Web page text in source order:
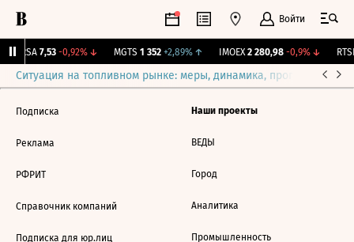
Войти
ARSA 7,53 -0,92%↓ MGTS 1 352 +2,89%↑ IMOEX 2 280,98 -0,9%↓ RTSI
Ситуация на топливном рынке: меры, динамика, прогнозы
Подписка
Реклама
РФРИТ
Справочник компаний
Подписка для юр.лиц
Наши проекты
ВЕДЫ
Город
Аналитика
Промышленность